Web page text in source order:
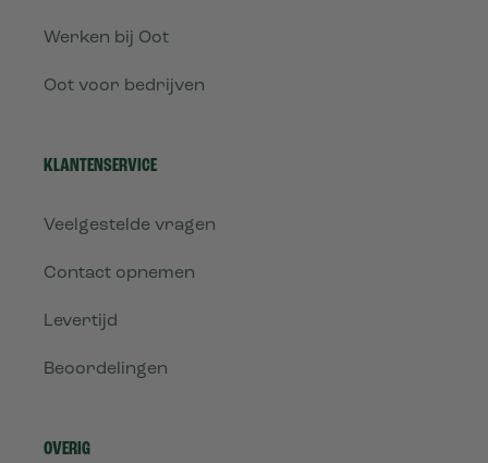
Werken bij Oot
Oot voor bedrijven
KLANTENSERVICE
Veelgestelde vragen
Contact opnemen
Levertijd
Beoordelingen
OVERIG